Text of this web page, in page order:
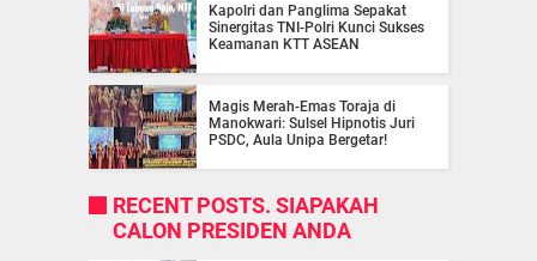
Kapolri dan Panglima Sepakat
Sinergitas TNI-Polri Kunci Sukses
Keamanan KTT ASEAN
Magis Merah-Emas Toraja di
Manokwari: Sulsel Hipnotis Juri
PSDC, Aula Unipa Bergetar!
RECENT POSTS. SIAPAKAH
CALON PRESIDEN ANDA